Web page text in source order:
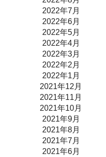
2022年7月
2022年6月
2022年5月
2022年4月
2022年3月
2022年2月
2022年1月
2021年12月
2021年11月
2021年10月
2021年9月
2021年8月
2021年7月
2021年6月